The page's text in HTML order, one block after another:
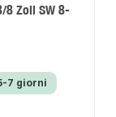
8 Zoll SW 8-
7 giorni